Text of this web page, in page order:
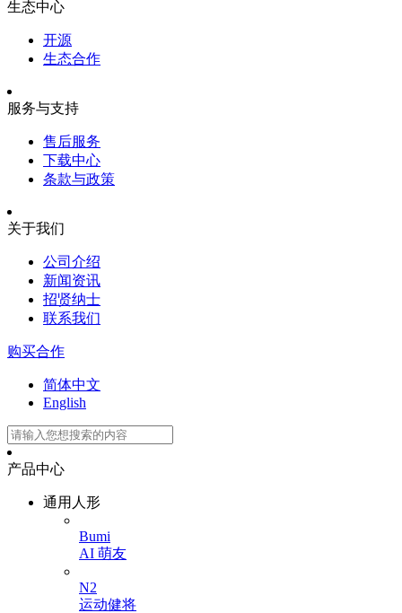
生态中心
开源
生态合作
服务与支持
售后服务
下载中心
条款与政策
关于我们
公司介绍
新闻资讯
招贤纳士
联系我们
购买合作
简体中文
English
产品中心
通用人形
Bumi
AI 萌友
N2
运动健将